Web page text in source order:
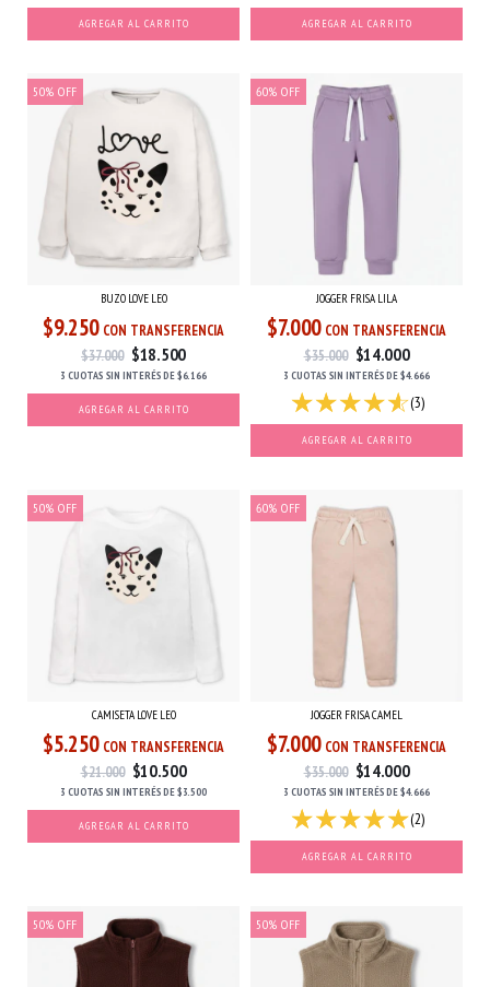
AGREGAR AL CARRITO AGREGAR AL CARRITO
50% OFF
BUZO LOVE LEO
$9.250 CON TRANSFERENCIA
$37.000 $18.500
3 CUOTAS SIN INTERÉSDE$6.166
AGREGAR AL CARRITO
60% OFF
JOGGER FRISA LILA
$7.000 CON TRANSFERENCIA
$35.000 $14.000
3 CUOTAS SIN INTERÉSDE$4.666
(3)
AGREGAR AL CARRITO
50% OFF
CAMISETA LOVE LEO
$5.250 CON TRANSFERENCIA
$21.000 $10.500
3 CUOTAS SIN INTERÉSDE$3.500
AGREGAR AL CARRITO
60% OFF
JOGGER FRISA CAMEL
$7.000 CON TRANSFERENCIA
$35.000 $14.000
3 CUOTAS SIN INTERÉSDE$4.666
(2)
AGREGAR AL CARRITO
50% OFF 50% OFF